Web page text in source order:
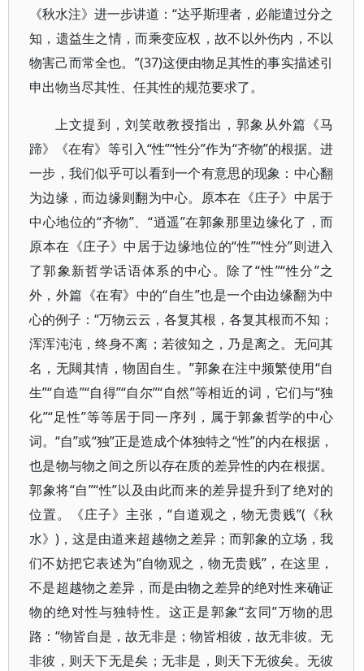
《秋水注》进一步讲道：“达乎斯理者，必能遣过分之
知，遗益生之情，而乘变应权，故不以外伤内，不以
物害己而常全也。”(37)这便由物足其性的事实描述引
申出物当尽其性、任其性的规范要求了。
上文提到，刘笑敢教授指出，郭象从外篇《马
蹄》《在宥》等引入“性”“性分”作为“齐物”的根据。进
一步，我们似乎可以看到一个有意思的现象：中心翻
为边缘，而边缘则翻为中心。原本在《庄子》中居于
中心地位的“齐物”、“逍遥”在郭象那里边缘化了，而
原本在《庄子》中居于边缘地位的“性”“性分”则进入
了郭象新哲学话语体系的中心。除了“性”“性分”之
外，外篇《在宥》中的“自生”也是一个由边缘翻为中
心的例子：“万物云云，各复其根，各复其根而不知；
浑浑沌沌，终身不离；若彼知之，乃是离之。无问其
名，无闚其情，物固自生。”郭象在注中频繁使用“自
生”“自造”“自得”“自尔”“自然”等相近的词，它们与“独
化”“足性”等等居于同一序列，属于郭象哲学的中心
词。“自”或“独”正是造成个体独特之“性”的内在根据，
也是物与物之间之所以存在质的差异性的内在根据。
郭象将“自”“性”以及由此而来的差异提升到了绝对的
位置。《庄子》主张，“自道观之，物无贵贱”(《秋
水》)，这是由道来超越物之差异；而郭象的立场，我
们不妨把它表述为“自物观之，物无贵贱”，在这里，
不是超越物之差异，而是由物之差异的绝对性来确证
物的绝对性与独特性。这正是郭象“玄同”万物的思
路：“物皆自是，故无非是；物皆相彼，故无非彼。无
非彼，则天下无是矣；无非是，则天下无彼矣。无彼